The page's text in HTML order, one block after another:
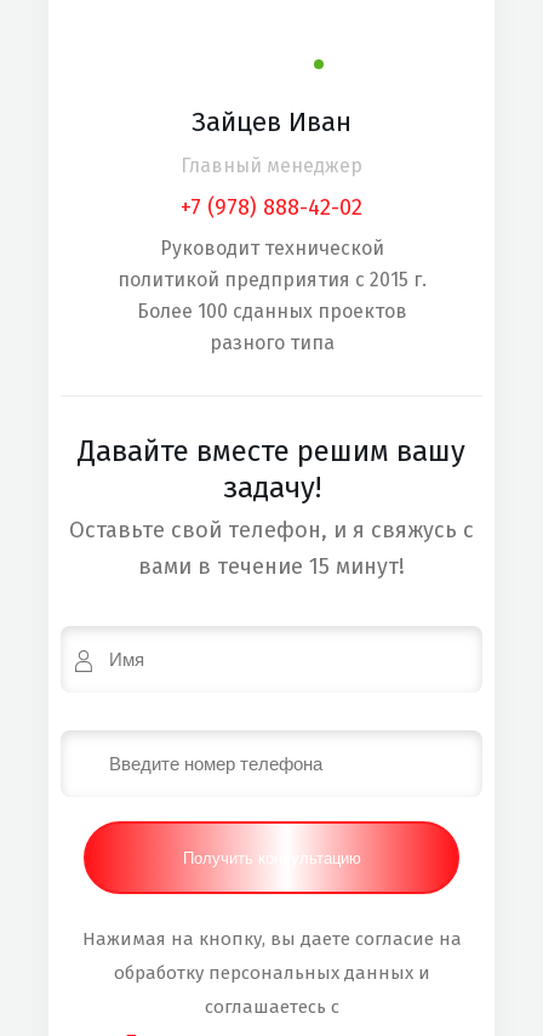
Зайцев Иван
Главный менеджер
+7 (978) 888-42-02
Руководит технической
политикой предприятия с 2015 г.
Более 100 сданных проектов
разного типа
Давайте вместе решим вашу
задачу!
Оставьте свой телефон, и я свяжусь с
вами в течение 15 минут!
Нажимая на кнопку, вы даете согласие на
обработку персональных данных и
соглашаетесь с